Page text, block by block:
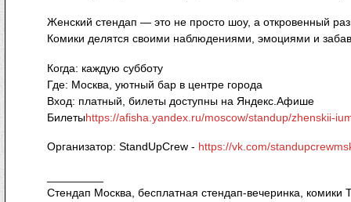
Женский стендап — это не просто шоу, а откровенный
Комики делятся своими наблюдениями, эмоциями и
Когда: каждую субботу
Где: Москва, уютный бар в центре города
Вход: платный, билеты доступны на Яндекс.Афише
Билетыhttps://afisha.yandex.ru/moscow/standup/zhenskii-
Организатор: StandUpCrew - https://vk.com/
Стендап Москва, бесплатная стендап-вечеринка,